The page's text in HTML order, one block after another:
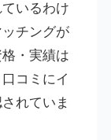
いるわけ
チングが
・実績は
コミにイ
れていま